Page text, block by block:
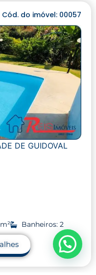
Cód. do imóvel: 00057
DE GUIDOVAL
Banheiros: 2